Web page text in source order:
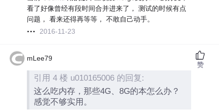
看了好像曾经有段时间合并进来了， 测试的时候有点
问题， 看来还得再等等， 不敢自己动手。
2016-11-23
mLee79
引用 4 楼 u010165006 的回复:
这么吃内存，那些4G、8G的本怎么办？
感觉不够实用。
赞